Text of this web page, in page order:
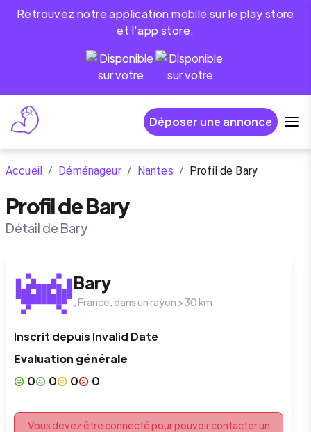
Retrouvez notre application mobile sur le play store
et l'app store.
Déposer une annonce
Accueil / Déménageur / Nantes / Profil de Bary
Profil de Bary
Détail de Bary
Bary
France , dans un rayon > 30 km
Inscrit depuis Invalid Date
Evaluation générale
0
0 0 0
Vous devez être connecté pour pouvoir contacter un